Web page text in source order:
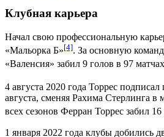
Клубная карьера
Начал свою профессиональную
«Мальорка Б»[4]. За основную
«Валенсия» забил 9 голов в 97
4 августа 2020 года Торрес подписал
августа, сменяя Рахима Стерлинга в
всех сезонов Ферран Торрес забил
1 января 2022 года клубы добились